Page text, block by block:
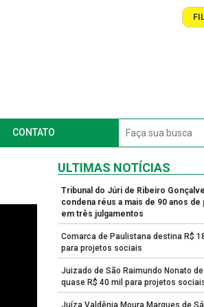
CONTATO
ULTIMAS NOTÍCIAS
Tribunal do Júri de Ribeiro
condena réus a mais de 90 anos de
em três julgamentos
Comarca de Paulistana destina R$
para projetos sociais
Juizado de São Raimundo Nonato
quase R$ 40 mil para projetos
Juíza Valdênia Moura Marques de Sá